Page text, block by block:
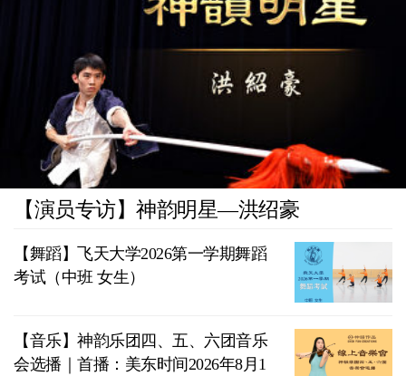
【演员专访】神韵明星—洪绍豪
【舞蹈】飞天大学2026第一学期舞蹈
考试（中班 女生）
【音乐】神韵乐团四、五、六团音乐
会选播｜首播：美东时间2026年8月1